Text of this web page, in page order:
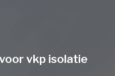
vkp isolatie